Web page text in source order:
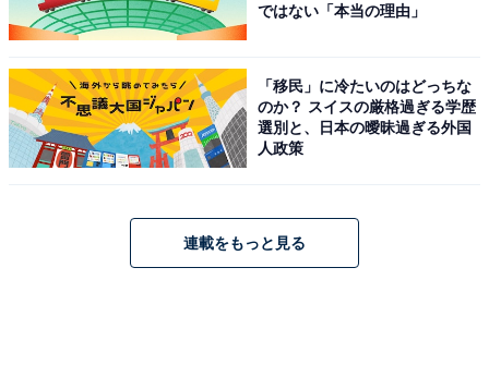
ではない「本当の理由」
「移民」に冷たいのはどっちな
のか？ スイスの厳格過ぎる学歴
選別と、日本の曖昧過ぎる外国
人政策
連載をもっと見る